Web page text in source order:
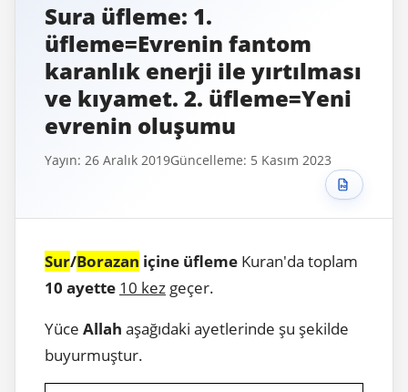
Sura üfleme: 1.
üfleme=Evrenin fantom
karanlık enerji ile yırtılması
ve kıyamet. 2. üfleme=Yeni
evrenin oluşumu
Yayın: 26 Aralık 2019Güncelleme: 5 Kasım 2023
Sur/Borazan içine üfleme Kuran'da toplam
10 ayette 10 kez geçer.
Yüce Allah aşağıdaki ayetlerinde şu şekilde
buyurmuştur.